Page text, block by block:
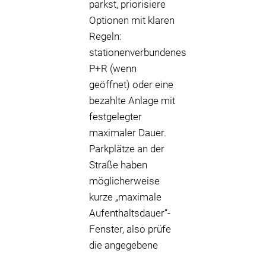
parkst, priorisiere
Optionen mit klaren
Regeln:
stationenverbundenes
P+R (wenn
geöffnet) oder eine
bezahlte Anlage mit
festgelegter
maximaler Dauer.
Parkplätze an der
Straße haben
möglicherweise
kurze „maximale
Aufenthaltsdauer“-
Fenster, also prüfe
die angegebene